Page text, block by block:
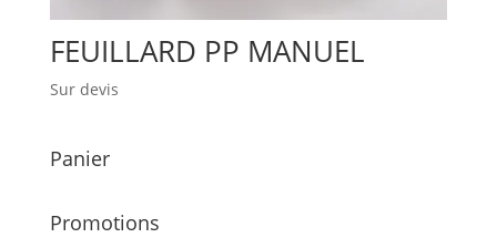
FEUILLARD PP MANUEL
Sur devis
Panier
Promotions